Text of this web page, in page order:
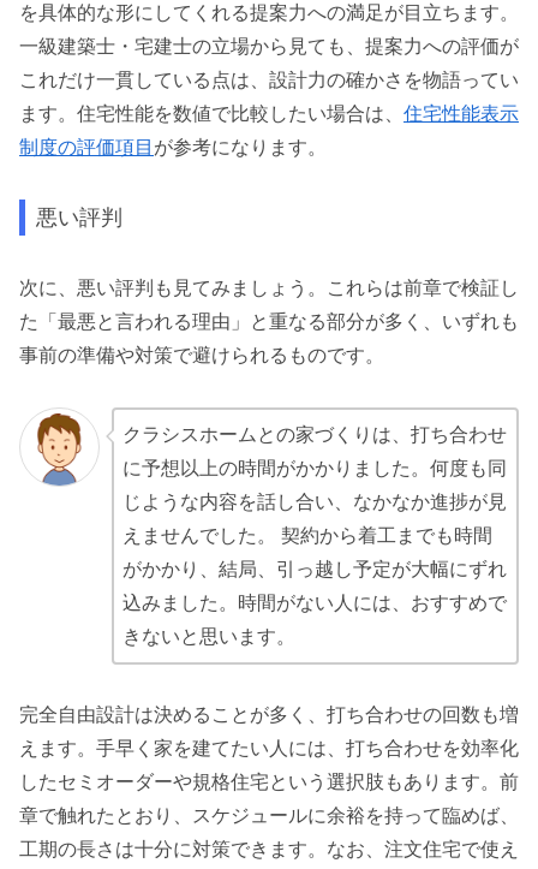
を具体的な形にしてくれる提案力への満足が目立ちます。
一級建築士・宅建士の立場から見ても、提案力への評価が
これだけ一貫している点は、設計力の確かさを物語ってい
ます。住宅性能を数値で比較したい場合は、 住宅性能表示
制度の評価項目 が参考になります。
悪い評判
次に、悪い評判も見てみましょう。これらは前章で検証し
た「最悪と言われる理由」と重なる部分が多く、いずれも
事前の準備や対策で避けられるものです。
クラシスホームとの家づくりは、打ち合わせ
に予想以上の時間がかかりました。何度も同
じような内容を話し合い、なかなか進捗が見
えませんでした。
契約から着工までも時間
がかかり、結局、引っ越し予定が大幅にずれ
込みました。時間がない人には、おすすめで
きないと思います。
完全自由設計は決めることが多く、打ち合わせの回数も増
えます。手早く家を建てたい人には、打ち合わせを効率化
したセミオーダーや規格住宅という選択肢もあります。前
章で触れたとおり、スケジュールに余裕を持って臨めば、
工期の長さは十分に対策できます。なお、注文住宅で使え